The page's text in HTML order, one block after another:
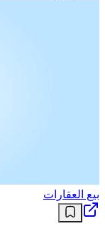
بيع العقارات